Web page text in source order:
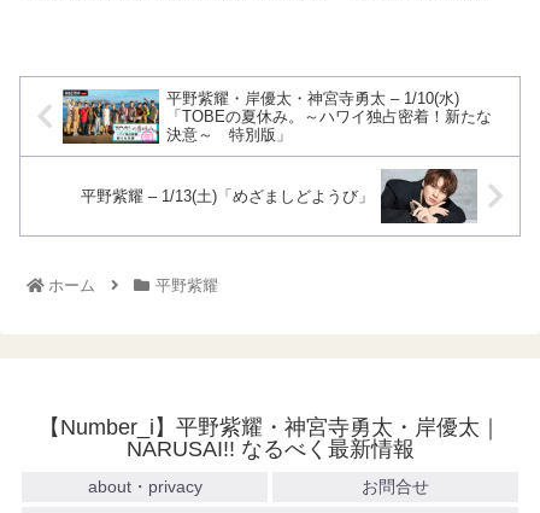
平野紫耀・岸優太・神宮寺勇太 – 1/10(水)
「TOBEの夏休み。～ハワイ独占密着！新たな
決意～ 特別版」
平野紫耀 – 1/13(土)「めざましどようび」
ホーム 平野紫耀
【Number_i】平野紫耀・神宮寺勇太・岸優太｜
NARUSAI!! なるべく最新情報
about・privacy
お問合せ